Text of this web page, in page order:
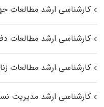
کارشناسی ارشد مطالعات
کارشناسی ارشد مطالعات
کارشناسی ارشد مطالعات
کارشناسی ارشد مدیریت